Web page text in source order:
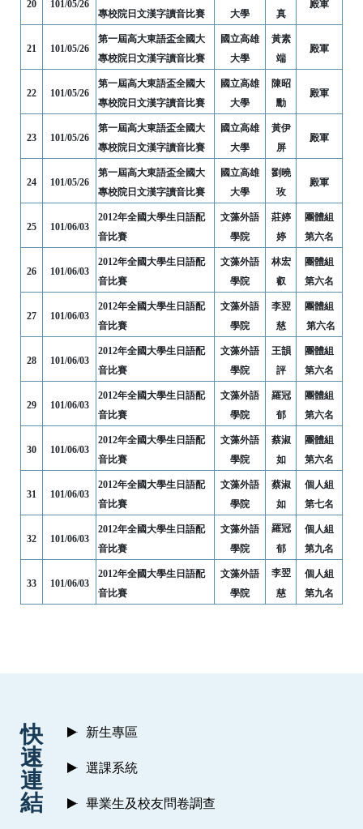
20
101/05/26
專校院日文漢字讀音比賽
大學 真
殿軍
21 101/05/26
第一屆高大東語盃全國大
專校院日文漢字讀音比賽
國立高雄
大學
黃素
端
殿軍
22 101/05/26
第一屆高大東語盃全國大
專校院日文漢字讀音比賽
國立高雄
大學
陳昭
勳
殿軍
23 101/05/26
第一屆高大東語盃全國大
專校院日文漢字讀音比賽
國立高雄
大學
黃伊
屏
殿軍
24 101/05/26
第一屆高大東語盃全國大
專校院日文漢字讀音比賽
國立高雄
大學
劉曉
玫
殿軍
25 101/06/03
2012年全國大學生日語配
音比賽
文藻外語
學院
莊婷
婷
團體組
第六名
26 101/06/03
2012年全國大學生日語配
音比賽
文藻外語
學院
林宏
叡
團體組
第六名
27 101/06/03
2012年全國大學生日語配
音比賽
文藻外語
學院
李翌
慈
團體組
第六名
28 101/06/03
2012年全國大學生日語配
音比賽
文藻外語
學院
王韻
評
團體組
第六名
29 101/06/03
2012年全國大學生日語配
音比賽
文藻外語
學院
羅冠
郁
團體組
第六名
30 101/06/03
2012年全國大學生日語配
音比賽
文藻外語
學院
蔡淑
如
團體組
第六名
31 101/06/03
2012年全國大學生日語配
音比賽
文藻外語
學院
蔡淑
如
個人組
第七名
32 101/06/03
2012年全國大學生日語配
音比賽
文藻外語
學院
羅冠
郁
個人組
第九名
33 101/06/03
2012年全國大學生日語配
音比賽
文藻外語
學院
李翌
慈
個人組
第九名
快
速
連
結
新生專區
選課系統
畢業生及校友問卷調查